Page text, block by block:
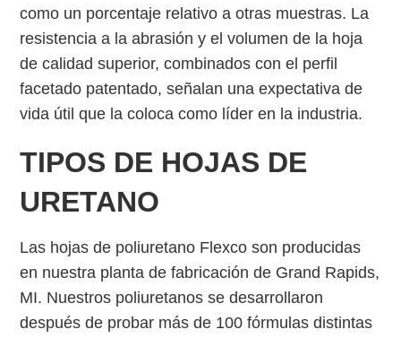
como un porcentaje relativo a otras muestras. La
resistencia a la abrasión y el volumen de la hoja
de calidad superior, combinados con el perfil
facetado patentado, señalan una expectativa de
vida útil que la coloca como líder en la industria.
TIPOS DE HOJAS DE
URETANO
Las hojas de poliuretano Flexco son producidas
en nuestra planta de fabricación de Grand Rapids,
MI. Nuestros poliuretanos se desarrollaron
después de probar más de 100 fórmulas distintas